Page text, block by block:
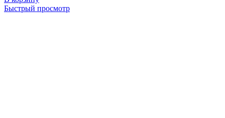
Быстрый просмотр